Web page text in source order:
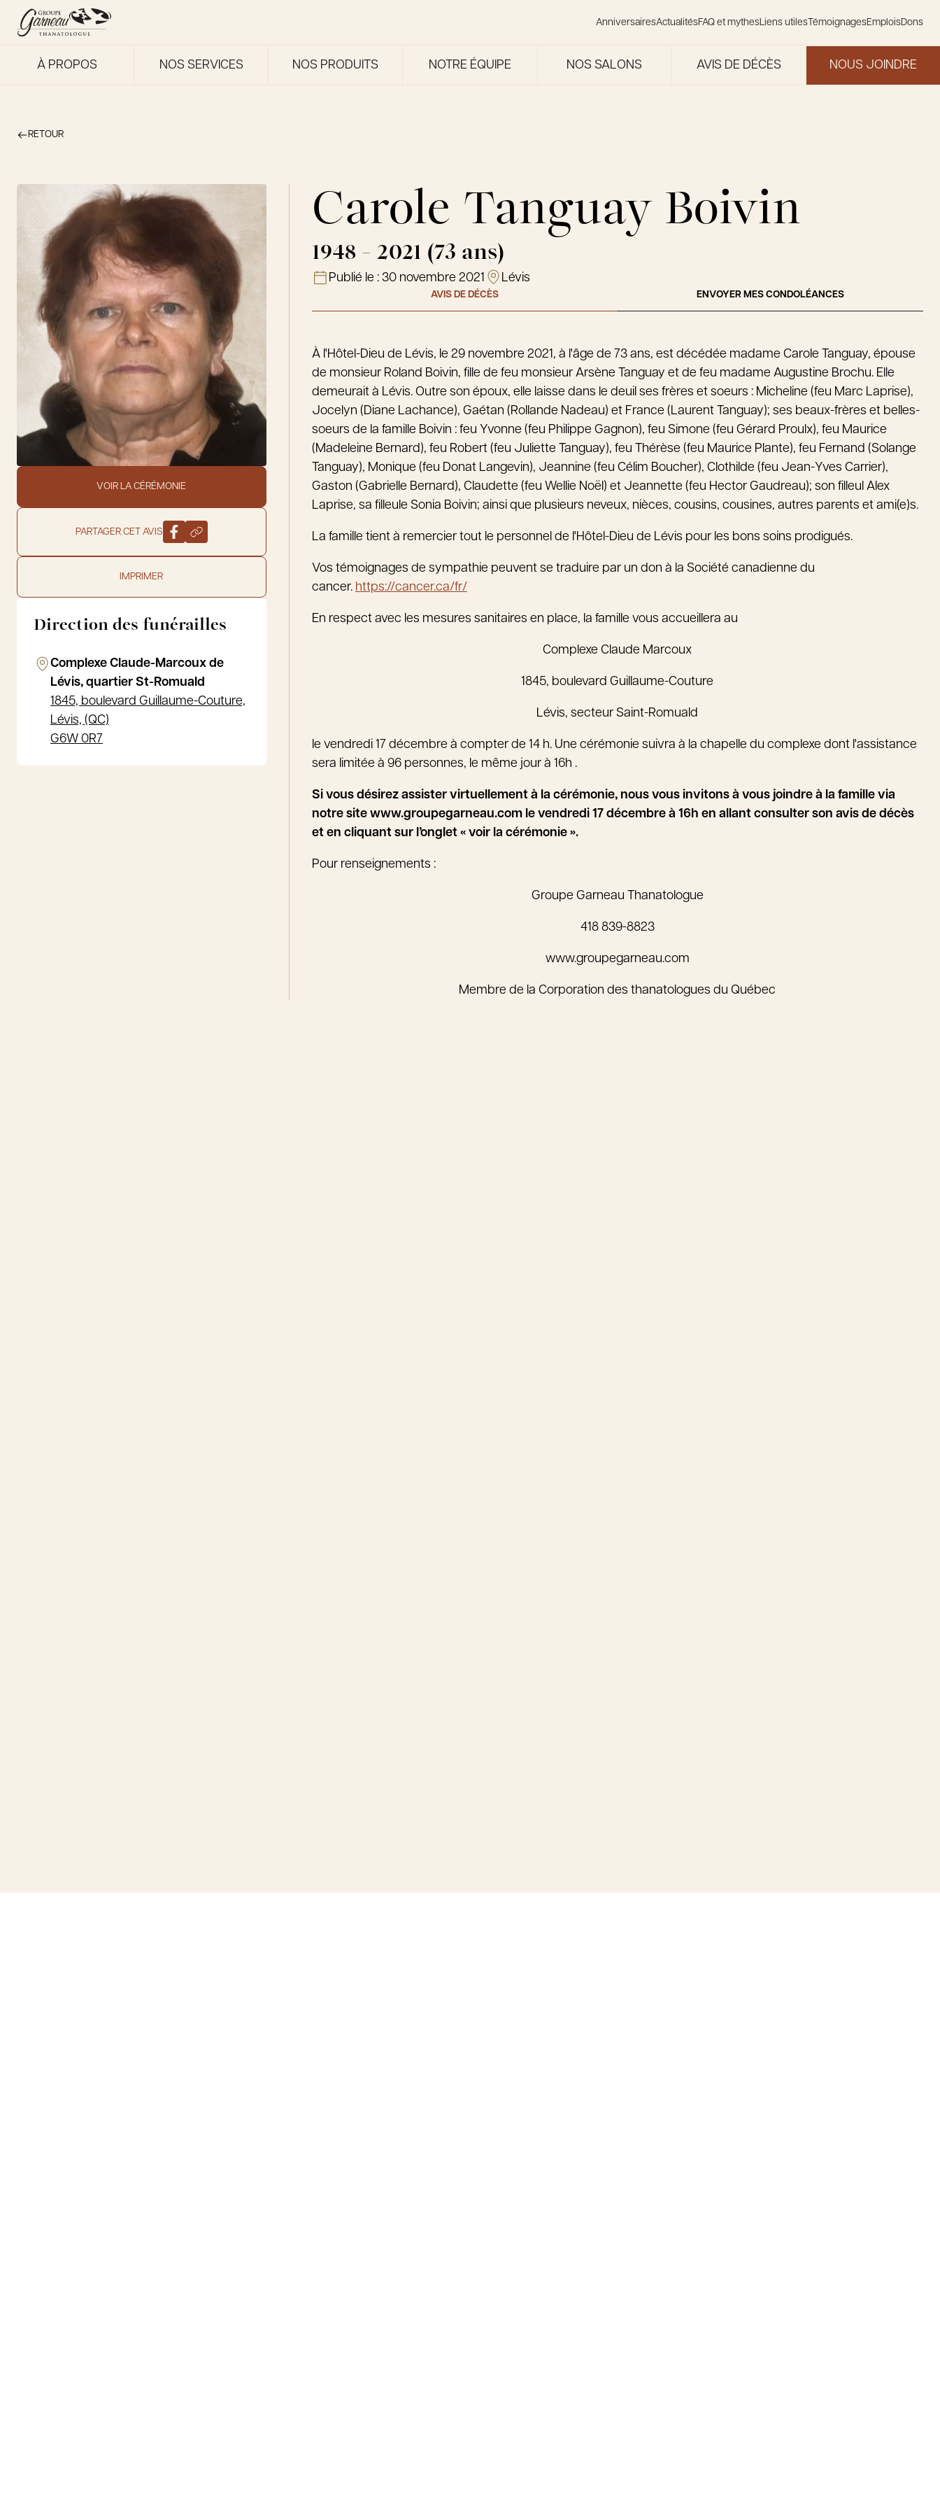
AnniversairesActualitésFAQ et mythesLiens utilesTémoignagesEmploisDons
À PROPOS NOS SERVICES NOS PRODUITS NOTRE ÉQUIPE NOS SALONS AVIS DE DÉCÈS NOUS JOINDRE
RETOUR
VOIR LA CÉRÉMONIE
PARTAGER CET AVIS
IMPRIMER
Direction des funérailles
Complexe Claude-Marcoux de
Lévis, quartier St-Romuald
1845, boulevard Guillaume-Couture,
Lévis, (QC)
G6W 0R7
Carole Tanguay Boivin
1948 - 2021 (73 ans)
Publié le : 30 novembre 2021 Lévis
AVIS DE DÉCÈS ENVOYER MES CONDOLÉANCES
À l'Hôtel-Dieu de Lévis, le 29 novembre 2021, à l'âge de 73 ans, est décédée madame Carole Tanguay, épouse
de monsieur Roland Boivin, fille de feu monsieur Arsène Tanguay et de feu madame Augustine Brochu. Elle
demeurait à Lévis. Outre son époux, elle laisse dans le deuil ses frères et soeurs : Micheline (feu Marc Laprise),
Jocelyn (Diane Lachance), Gaétan (Rollande Nadeau) et France (Laurent Tanguay); ses beaux-frères et belles-
soeurs de la famille Boivin : feu Yvonne (feu Philippe Gagnon), feu Simone (feu Gérard Proulx), feu Maurice
(Madeleine Bernard), feu Robert (feu Juliette Tanguay), feu Thérèse (feu Maurice Plante), feu Fernand (Solange
Tanguay), Monique (feu Donat Langevin), Jeannine (feu Célim Boucher), Clothilde (feu Jean-Yves Carrier),
Gaston (Gabrielle Bernard), Claudette (feu Wellie Noël) et Jeannette (feu Hector Gaudreau); son filleul Alex
Laprise, sa filleule Sonia Boivin; ainsi que plusieurs neveux, nièces, cousins, cousines, autres parents et ami(e)s.
La famille tient à remercier tout le personnel de l'Hôtel-Dieu de Lévis pour les bons soins prodigués.
Vos témoignages de sympathie peuvent se traduire par un don à la Société canadienne du
cancer. https://cancer.ca/fr/
En respect avec les mesures sanitaires en place, la famille vous accueillera au
Complexe Claude Marcoux
1845, boulevard Guillaume-Couture
Lévis, secteur Saint-Romuald
le vendredi 17 décembre à compter de 14 h. Une cérémonie suivra à la chapelle du complexe dont l'assistance
sera limitée à 96 personnes, le même jour à 16h .
Si vous désirez assister virtuellement à la cérémonie, nous vous invitons à vous joindre à la famille via
notre site www.groupegarneau.com le vendredi 17 décembre à 16h en allant consulter son avis de décès
et en cliquant sur l’onglet « voir la cérémonie ».
Pour renseignements :
Groupe Garneau Thanatologue
418 839-8823
www.groupegarneau.com
Membre de la Corporation des thanatologues du Québec